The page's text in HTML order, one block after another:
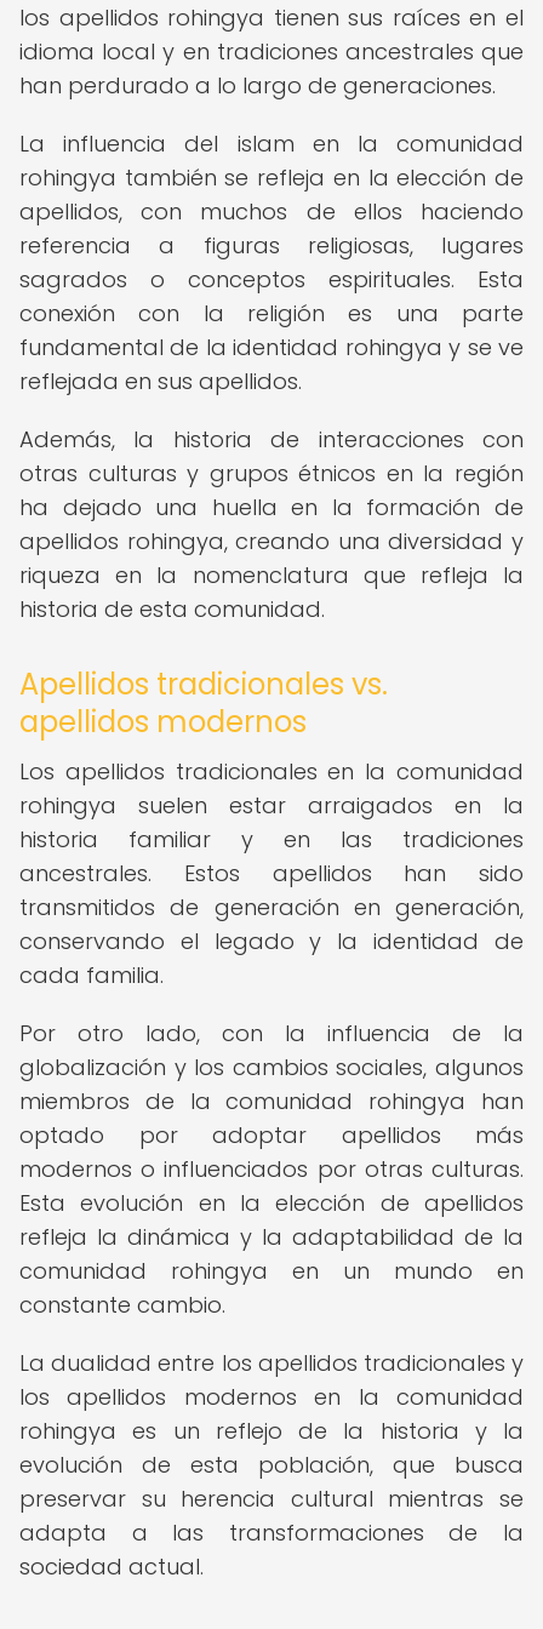
los apellidos rohingya tienen sus raíces en el
idioma local y en tradiciones ancestrales que
han perdurado a lo largo de generaciones.
La influencia del islam en la comunidad
rohingya también se refleja en la elección de
apellidos, con muchos de ellos haciendo
referencia a figuras religiosas, lugares
sagrados o conceptos espirituales. Esta
conexión con la religión es una parte
fundamental de la identidad rohingya y se ve
reflejada en sus apellidos.
Además, la historia de interacciones con
otras culturas y grupos étnicos en la región
ha dejado una huella en la formación de
apellidos rohingya, creando una diversidad y
riqueza en la nomenclatura que refleja la
historia de esta comunidad.
Apellidos tradicionales vs.
apellidos modernos
Los apellidos tradicionales en la comunidad
rohingya suelen estar arraigados en la
historia familiar y en las tradiciones
ancestrales. Estos apellidos han sido
transmitidos de generación en generación,
conservando el legado y la identidad de
cada familia.
Por otro lado, con la influencia de la
globalización y los cambios sociales, algunos
miembros de la comunidad rohingya han
optado por adoptar apellidos más
modernos o influenciados por otras culturas.
Esta evolución en la elección de apellidos
refleja la dinámica y la adaptabilidad de la
comunidad rohingya en un mundo en
constante cambio.
La dualidad entre los apellidos tradicionales y
los apellidos modernos en la comunidad
rohingya es un reflejo de la historia y la
evolución de esta población, que busca
preservar su herencia cultural mientras se
adapta a las transformaciones de la
sociedad actual.